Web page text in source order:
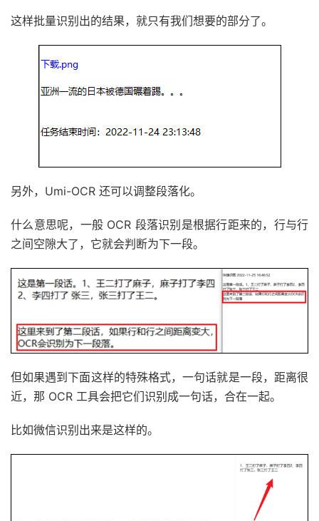
这样批量识别出的结果，就只有我们想要的部分了。
另外，Umi-OCR 还可以调整段落化。
什么意思呢，一般 OCR 段落识别是根据行距来的，行与行
之间空隙大了，它就会判断为下一段。
但如果遇到下面这样的特殊格式，一句话就是一段，距离很
近，那 OCR 工具会把它们识别成一句话，合在一起。
比如微信识别出来是这样的。